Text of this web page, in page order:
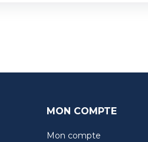
MON COMPTE
Mon compte